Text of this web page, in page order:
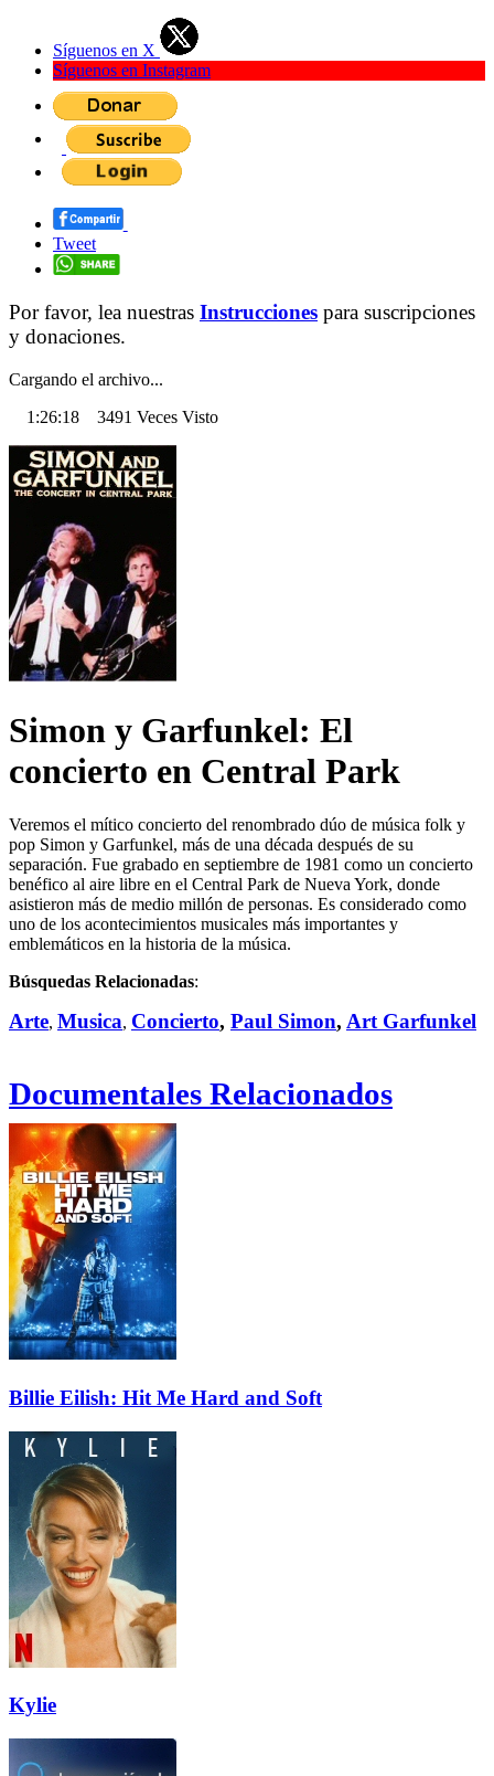
Síguenos en X
Síguenos en Instagram
Tweet
Por favor, lea nuestras Instrucciones para suscripciones
y donaciones.
Cargando el archivo...
1:26:18 3491 Veces Visto
Simon y Garfunkel: El
concierto en Central Park
Veremos el mítico concierto del renombrado dúo de música folk y
pop Simon y Garfunkel, más de una década después de su
separación. Fue grabado en septiembre de 1981 como un concierto
benéfico al aire libre en el Central Park de Nueva York, donde
asistieron más de medio millón de personas. Es considerado como
uno de los acontecimientos musicales más importantes y
emblemáticos en la historia de la música.
Búsquedas Relacionadas:
Arte, Musica, Concierto, Paul Simon, Art Garfunkel
Documentales Relacionados
Billie Eilish: Hit Me Hard and Soft
Kylie